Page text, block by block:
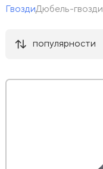
ГвоздиДюбель-гвозди
популярности